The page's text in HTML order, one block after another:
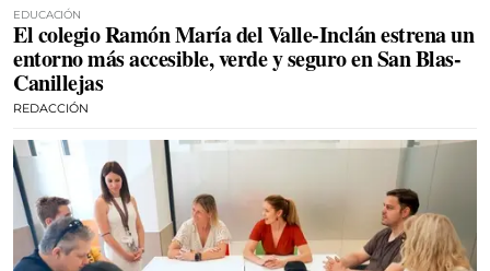
EDUCACIÓN
El colegio Ramón María del Valle-Inclán estrena un
entorno más accesible, verde y seguro en San Blas-
Canillejas
REDACCIÓN